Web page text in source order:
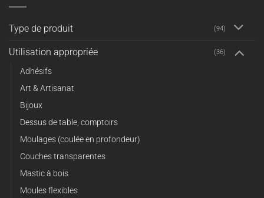
Type de produit (94)
Utilisation appropriée (36)
Adhésifs
Art & Artisanat
Bijoux
Dessus de table, comptoirs
Moulages (coulée en profondeur)
Couches transparentes
Mastic à bois
Moules flexibles